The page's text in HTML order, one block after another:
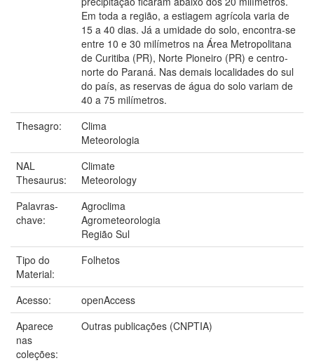
Em toda a região, a estiagem agrícola varia de
15 a 40 dias. Já a umidade do solo, encontra-se
entre 10 e 30 milímetros na Área Metropolitana
de Curitiba (PR), Norte Pioneiro (PR) e centro-
norte do Paraná. Nas demais localidades do sul
do país, as reservas de água do solo variam de
40 a 75 milímetros.
Thesagro:
Clima
Meteorologia
NAL
Thesaurus:
Climate
Meteorology
Palavras-
chave:
Agroclima
Agrometeorologia
Região Sul
Tipo do
Material:
Folhetos
Acesso:
openAccess
Aparece
nas
coleções:
Outras publicações (CNPTIA)